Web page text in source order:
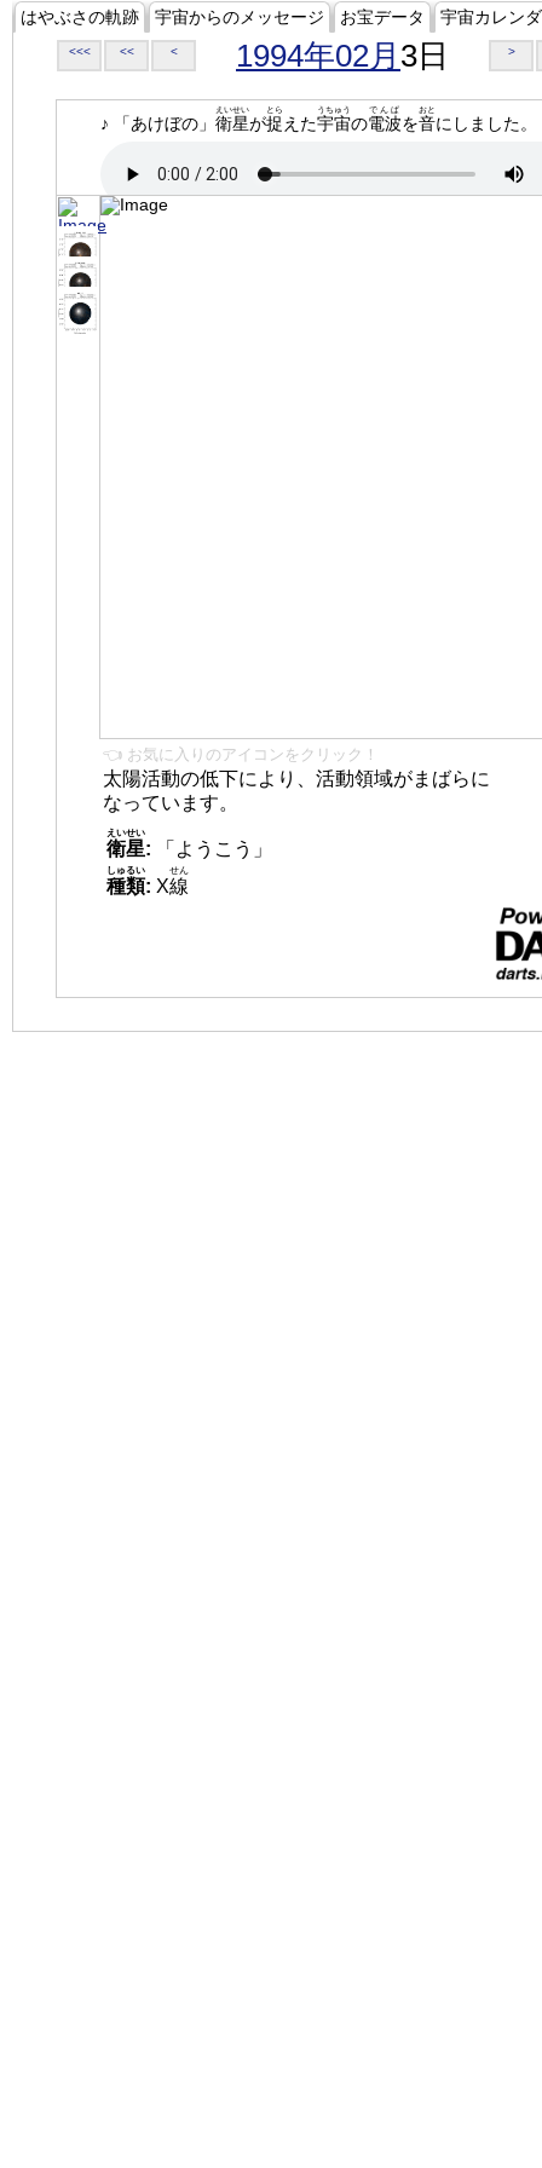
はやぶさの軌跡 宇宙からのメッセージ お宝データ 宇宙カレン
<<< << < 1994年02月 3日 >
♪ 「あけぼの」 衛星
えいせい
が捉
とら
えた宇宙
うちゅう
の電波
でんぱ
を音
おと
にしました。
👈 お気に入りのアイコンをクリック！
太陽活動の低下により、活動領域がまばらに
なっています。
衛星
えいせい
:
「ようこう」
種類
しゅるい
: X線
せん